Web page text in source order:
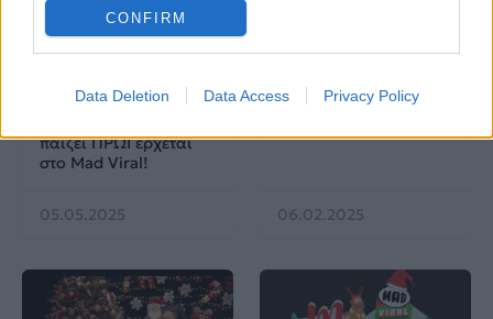
CONFIRM
Data Deletion Data Access Privacy Policy
ΠΡΩΙΝΟ Chaγάκιε: Το
παίζει ΠΡΩΙ έρχεται
στο Mad Viral!
05.05.2025
Mad Viral: Valentine’s
06.02.2025